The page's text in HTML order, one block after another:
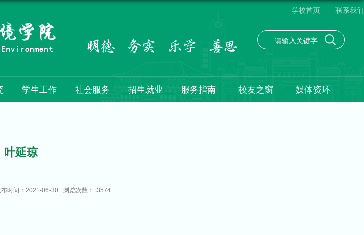
学校首页 联系我们
学生工作 社会服务 招生就业 服务指南 校友之窗 媒体资环
叶延琼
布时间：2021-06-30 浏览次数： 3574